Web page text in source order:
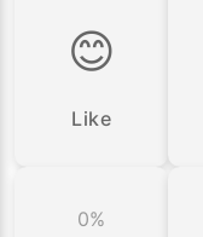
😊
Like
0%